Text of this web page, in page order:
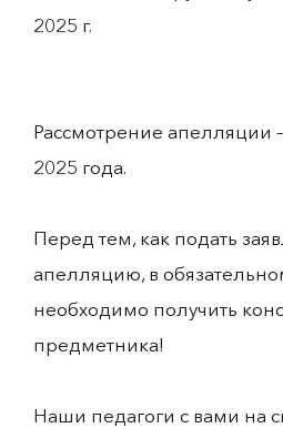
2025 г.
Рассмотрение апелляции
2025 года.
Перед тем, как подать
апелляцию, в
необходимо получить
предметника!
Наши педагоги с вами на